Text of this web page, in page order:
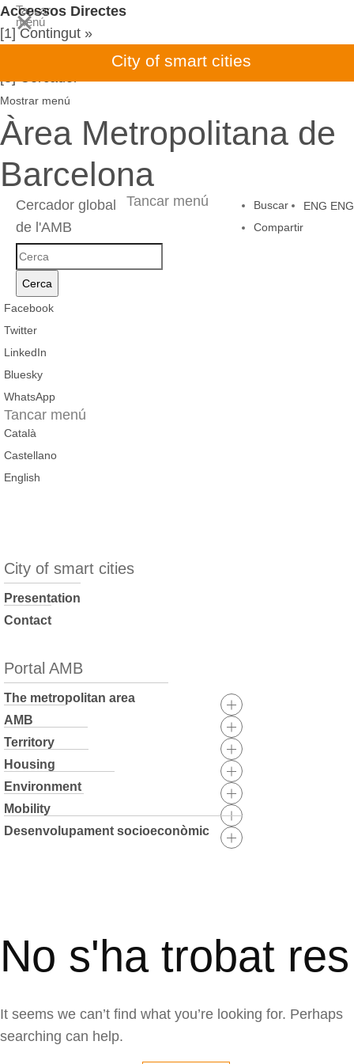
Accessos Directes
[1] Contingut »
[2] Menú de navegació principal »
[3] Cercador
Mostrar menú
Àrea Metropolitana de
Barcelona
ENG ENG
Buscar
Compartir
Tancar menú
Cercador global
de l'AMB
Cercador
global
de
Cerca
Facebook
Twitter
LinkedIn
Bluesky
WhatsApp
Tancar menú
Català
Castellano
English
Tancar
menú
City of smart cities
Presentation
Contact
Portal AMB
The metropolitan area
AMB
Territory
Housing
Environment
Mobility
Desenvolupament socioeconòmic
City of smart cities
No s'ha trobat res
It seems we can’t find what you’re looking for. Perhaps
searching can help.